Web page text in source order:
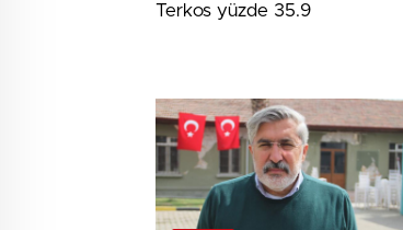
Terkos yüzde 35.9